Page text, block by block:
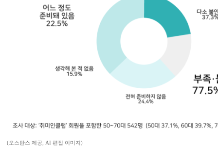
(오스탄스 제공, AI 편집 이미지)